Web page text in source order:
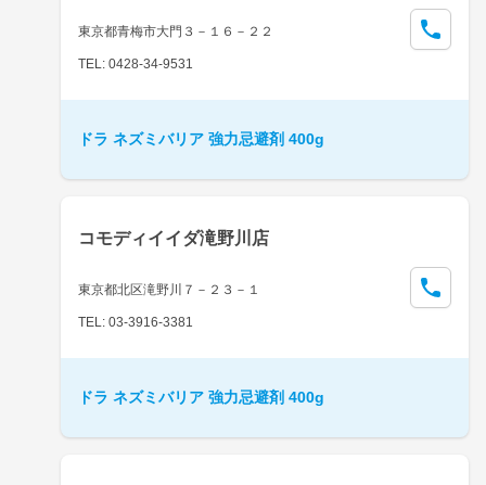
東京都青梅市大門３－１６－２２
TEL: 0428-34-9531
ドラ ネズミバリア 強力忌避剤 400g
コモディイイダ滝野川店
東京都北区滝野川７－２３－１
TEL: 03-3916-3381
ドラ ネズミバリア 強力忌避剤 400g